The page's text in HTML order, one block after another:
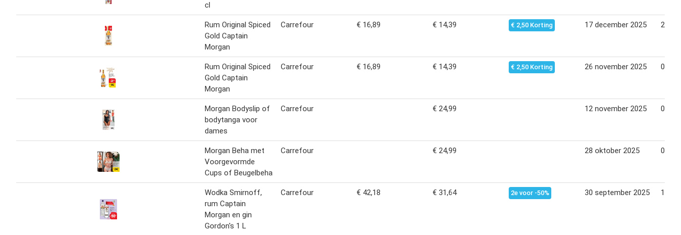
cl
Rum Original Spiced
Gold Captain
Morgan
Carrefour € 16,89 € 14,39 € 2,50 Korting 17 december 2025 25
Rum Original Spiced
Gold Captain
Morgan
Carrefour € 16,89 € 14,39 € 2,50 Korting 26 november 2025 01
Morgan Bodyslip of
bodytanga voor
dames
Carrefour € 24,99 12 november 2025 01
Morgan Beha met
Voorgevormde
Cups of Beugelbeha
Carrefour € 24,99 28 oktober 2025 01
Wodka Smirnoff,
rum Captain
Morgan en gin
Gordon's 1 L
Carrefour € 42,18 € 31,64 2e voor -50% 30 september 2025 12